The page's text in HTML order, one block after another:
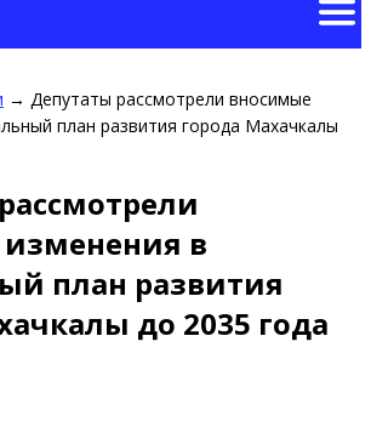
→ Депутаты рассмотрели вносимые
план развития города Махачкалы
в
план развития
до 2035 года